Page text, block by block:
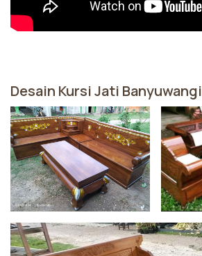
Desain Kursi Jati Banyuwangi